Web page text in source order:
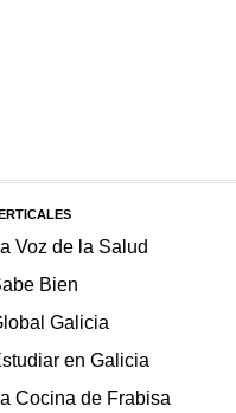
Voz de la Salud
Bien
Galicia
en Galicia
Cocina de Frabisa